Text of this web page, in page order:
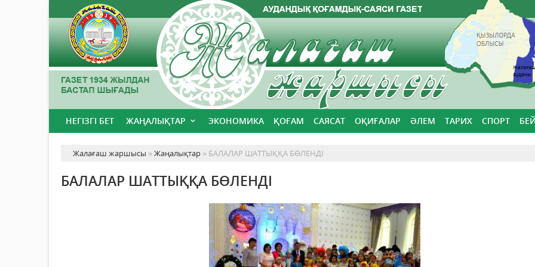
НЕГІЗГІ БЕТ ЖАҢАЛЫҚТАР ЭКОНОМИКА ҚОҒАМ САЯСАТ ОҚИҒАЛАР ӘЛЕМ ТАРИХ СПОРТ
Жалағаш жаршысы »Жаңалықтар » БАЛАЛАР ШАТТЫҚҚА БӨЛЕНДІ
БАЛАЛАР ШАТТЫҚҚА БӨЛЕНДІ